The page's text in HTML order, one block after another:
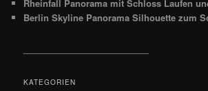
Rheinfall Panorama mit Schloss Laufen
Berlin Skyline Panorama Silhouette zum
KATEGORIEN